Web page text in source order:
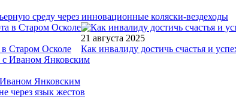
среду через инновационные коляски-вездеходы
Старом Осколе
21 августа 2025
Как инвалиду достичь счастья и
Янковским